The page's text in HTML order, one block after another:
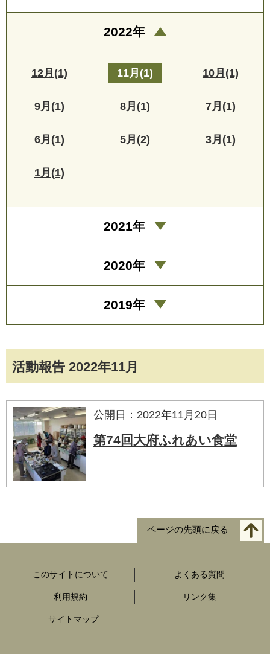
活動報告 2022年11月
公開日：2022年11月20日
第74回大府ふれあい食堂
2022年
12月(1) 11月(1) 10月(1)
9月(1) 8月(1) 7月(1)
6月(1) 5月(2) 3月(1)
1月(1)
2021年
2020年
2019年
ページの先頭に戻る
このサイトについて よくある質問
利用規約 リンク集
サイトマップ